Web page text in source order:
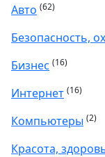
Авто (62)
Безопасность,
Бизнес (16)
Интернет (16)
Компьютеры (2)
Красота,